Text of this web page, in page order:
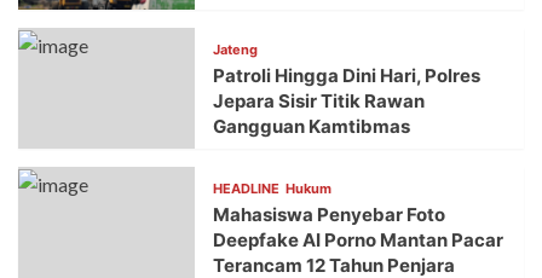
Jateng
Patroli Hingga Dini Hari, Polres
Jepara Sisir Titik Rawan
Gangguan Kamtibmas
HEADLINE Hukum
Mahasiswa Penyebar Foto
Deepfake AI Porno Mantan Pacar
Terancam 12 Tahun Penjara